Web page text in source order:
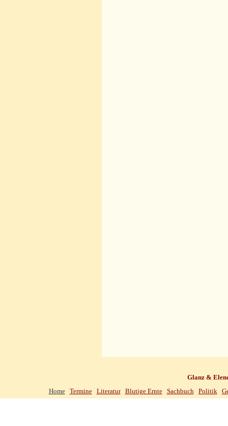
Glanz &
Home
Termine Literatur Blutige Ernte Sachbuch Politik